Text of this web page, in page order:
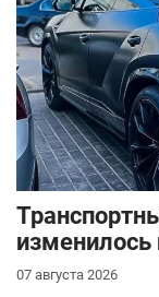
изменилось
07 августа 2026